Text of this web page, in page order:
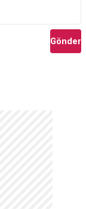
Gönder